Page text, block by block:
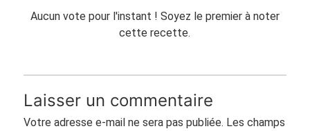
Aucun vote pour l'instant ! Soyez le premier à noter
cette recette.
Laisser un commentaire
Votre adresse e-mail ne sera pas publiée. Les champs